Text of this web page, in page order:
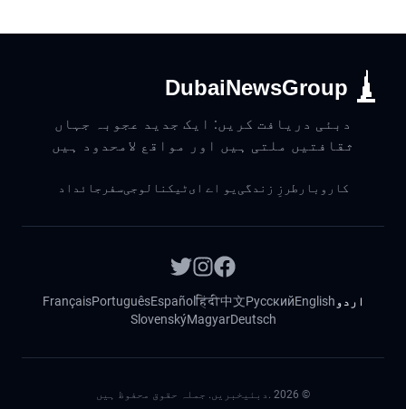
DubaiNewsGroup
دبئی دریافت کریں: ایک جدید عجوبہ جہاں
ثقافتیں ملتی ہیں اور مواقع لامحدود ہیں
کاروبار طرزِ زندگی یو اے ایٹیکنالوجیسفر جائداد
اردو English
Русский
中文
हिंदी
Español
Português
Français
Deutsch
Magyar
Slovenský
©
2026 .دبئیخبریں. جملہ حقوق محفوظ ہیں